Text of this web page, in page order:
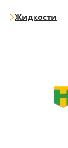
Жидкости